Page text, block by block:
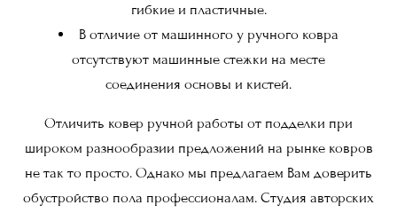
гибкие и пластичные.
В отличие от машинного у ручного ковра
отсутствуют машинные стежки на месте
соединения основы и кистей.
Отличить ковер ручной работы от подделки при
широком разнообразии предложений на рынке ковров
не так то просто. Однако мы предлагаем Вам доверить
обустройство пола профессионалам. Студия авторских